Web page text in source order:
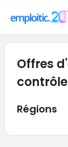
Offres
Régions